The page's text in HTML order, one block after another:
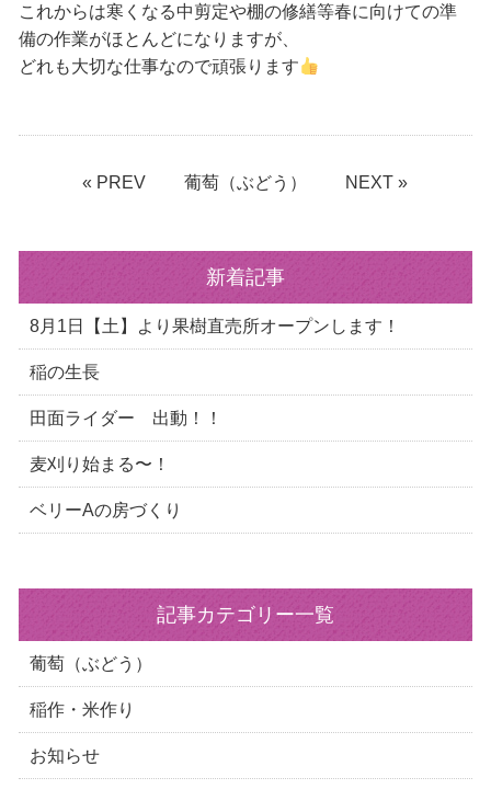
これからは寒くなる中剪定や棚の修繕等春に向けての準
備の作業がほとんどになりますが、
どれも大切な仕事なので頑張ります
« PREV 葡萄（ぶどう） NEXT »
新着記事
8月1日【土】より果樹直売所オープンします！
稲の生長
田面ライダー 出動！！
麦刈り始まる〜！
ベリーAの房づくり
記事カテゴリー一覧
葡萄（ぶどう）
稲作・米作り
お知らせ